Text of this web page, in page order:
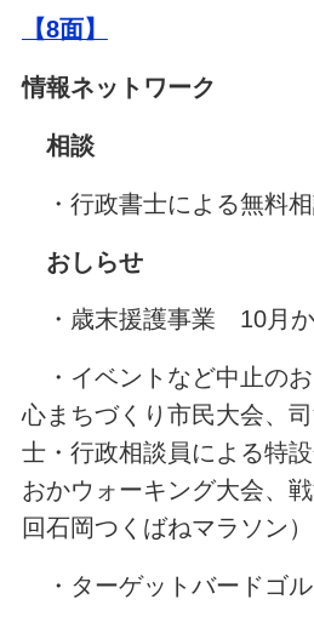
【8面】
情報ネットワーク
相談
・行政書士による無料相
おしらせ
・歳末援護事業 10月か
・イベントなど中止の
心まちづくり市民大会、
士・行政相談員による特
おかウォーキング大会、
回石岡つくばねマラソン）
・ターゲットバードゴ